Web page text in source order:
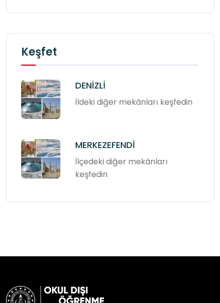
Keşfet
DENİZLİ
İldeki diğer mekânları keşfedin
MERKEZEFENDİ
İlçedeki diğer mekânları
keşfedin